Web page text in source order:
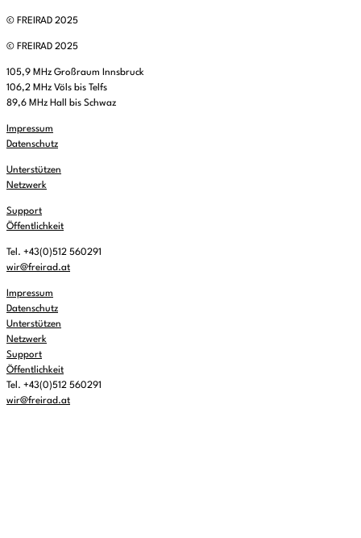
© FREIRAD 2025
© FREIRAD 2025
105,9 MHz Großraum Innsbruck
106,2 MHz Völs bis Telfs
89,6 MHz Hall bis Schwaz
Impressum
Datenschutz
Unterstützen
Netzwerk
Support
Öffentlichkeit
Tel. +43(0)512 560291
wir@freirad.at
Impressum
Datenschutz
Unterstützen
Netzwerk
Support
Öffentlichkeit
Tel. +43(0)512 560291
wir@freirad.at